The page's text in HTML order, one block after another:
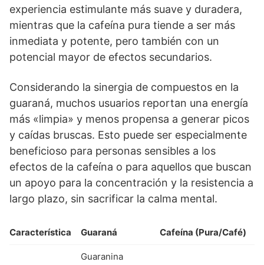
experiencia estimulante más suave y duradera,
mientras que la cafeína pura tiende a ser más
inmediata y potente, pero también con un
potencial mayor de efectos secundarios.
Considerando la sinergia de compuestos en la
guaraná, muchos usuarios reportan una energía
más «limpia» y menos propensa a generar picos
y caídas bruscas. Esto puede ser especialmente
beneficioso para personas sensibles a los
efectos de la cafeína o para aquellos que buscan
un apoyo para la concentración y la resistencia a
largo plazo, sin sacrificar la calma mental.
Característica Guaraná Cafeína (Pura/Café)
Guaranina